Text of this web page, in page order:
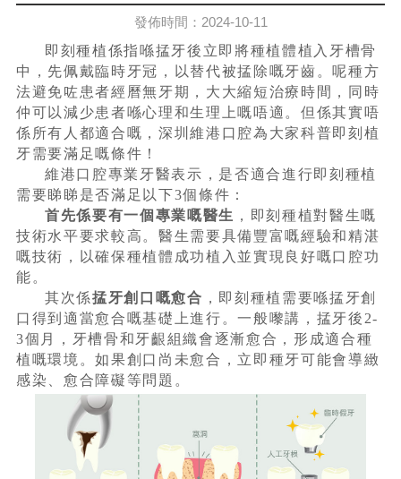
發佈時間：2024-10-11
即刻種植係指喺掹牙後立即將種植體植入牙槽骨
中，先佩戴臨時牙冠，以替代被掹除嘅牙齒。呢種方
法避免咗患者經曆無牙期，大大縮短治療時間，同時
仲可以減少患者喺心理和生理上嘅唔適。但係其實唔
係所有人都適合嘅，深圳維港口腔為大家科普即刻植
牙需要滿足嘅條件！
維港口腔專業牙醫表示，是否適合進行即刻種植
需要睇睇是否滿足以下3個條件：
首先係要有一個專業嘅醫生 ，即刻種植對醫生嘅
技術水平要求較高。醫生需要具備豐富嘅經驗和精湛
嘅技術，以確保種植體成功植入並實現良好嘅口腔功
能。
其次係掹牙創口嘅愈合 ，即刻種植需要喺掹牙創
口得到適當愈合嘅基礎上進行。一般嚟講，掹牙後2-
3個月，牙槽骨和牙齦組織會逐漸愈合，形成適合種
植嘅環境。如果創口尚未愈合，立即種牙可能會導緻
感染、愈合障礙等問題。